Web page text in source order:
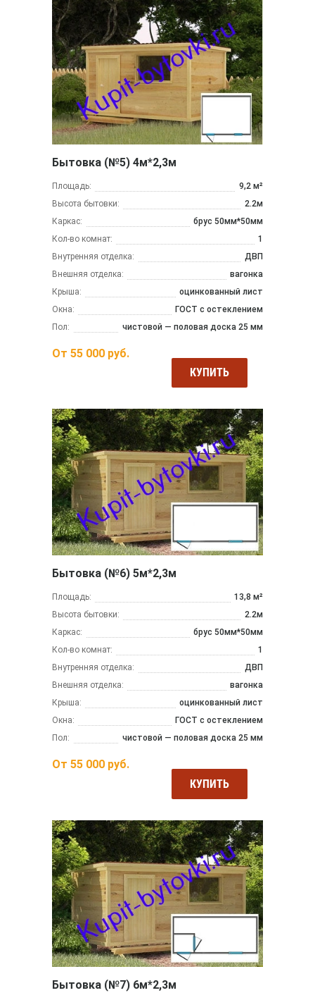
Бытовка (№5) 4м*2,3м
Площадь:
9,2 м²
Высота бытовки:
2.2м
Каркас:
брус 50мм*50мм
Кол-во комнат:
1
Внутренняя отделка:
ДВП
Внешняя отделка:
вагонка
Крыша:
оцинкованный лист
Окна:
ГОСТ с остеклением
Пол:
чистовой — половая доска 25 мм
От 55 000 руб.
КУПИТЬ
Бытовка (№6) 5м*2,3м
Площадь:
13,8 м²
Высота бытовки:
2.2м
Каркас:
брус 50мм*50мм
Кол-во комнат:
1
Внутренняя отделка:
ДВП
Внешняя отделка:
вагонка
Крыша:
оцинкованный лист
Окна:
ГОСТ с остеклением
Пол:
чистовой — половая доска 25 мм
От 55 000 руб.
КУПИТЬ
Бытовка (№7) 6м*2,3м